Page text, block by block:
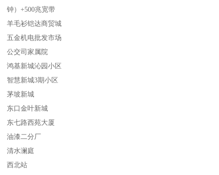
钟）+500兆宽带
羊毛衫铠达商贸城
五金机电批发市场
公交司家属院
鸿基新城沁园小区
智慧新城3期小区
茅坡新城
东口金叶新城
东七路西苑大厦
油漆二分厂
清水澜庭
西北站